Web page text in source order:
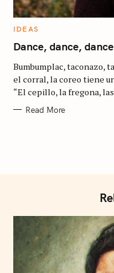
C
T
E
O
R
I
E
IDEAS
Dance, dance,
Bumbumplac, taconazo,
el corral, la coreo tiene
“El cepillo, la fregona,
Read More
c
h
f
r
: